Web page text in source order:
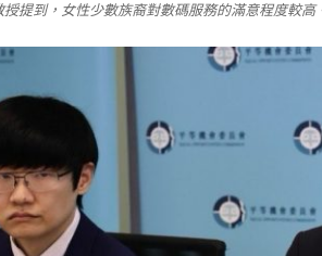
授提到，女性少數族裔對數碼服務的滿意程度較高